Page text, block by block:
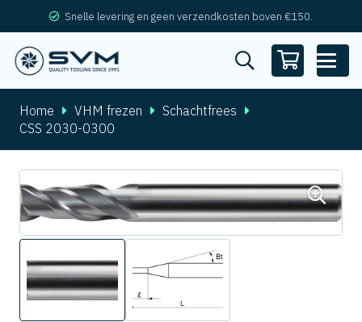
Snelle levering en geen verzendkosten boven €150.
Home VHM frezen
Schachtfrees
CSS 2030-0300